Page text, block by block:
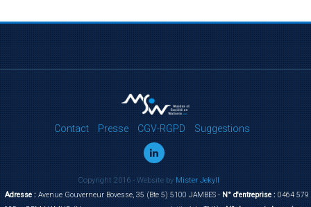
Contact Presse CGV-RGPD Suggestions
Copyright 2016 - Website byMister Jekyll
Adresse :Avenue Gouverneur Bovesse, 35 (Bte 5) 5100 JAMBES - N° d'entreprise :0464 579